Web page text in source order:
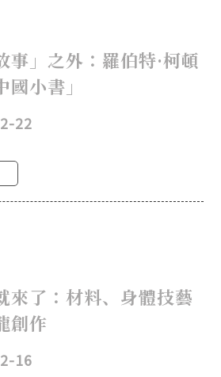
事」之外：羅伯特·柯頓
小書」
22
來了：材料、身體技藝
創作
16